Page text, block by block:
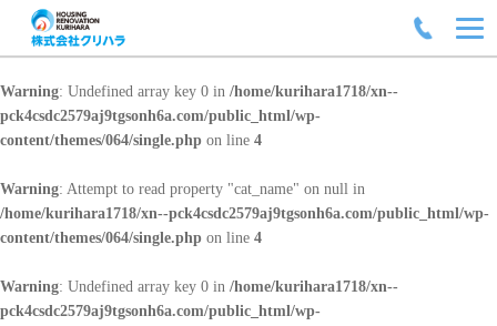
Warning: Undefined array key 0 in /home/kurihara1718/xn--
pck4csdc2579aj9tgsonh6a.com/public_html/wp-
content/themes/064/single.php on line 4
Warning: Attempt to read property "cat_name" on null in
/home/kurihara1718/xn--pck4csdc2579aj9tgsonh6a.com/public_html/wp-
content/themes/064/single.php on line 4
Warning: Undefined array key 0 in /home/kurihara1718/xn--
pck4csdc2579aj9tgsonh6a.com/public_html/wp-